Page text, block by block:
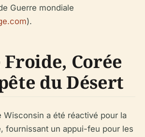
Guerre mondiale
).
Corée
du Désert
Wisconsin a été réactivé pour la
fournissant un appui-feu pour les